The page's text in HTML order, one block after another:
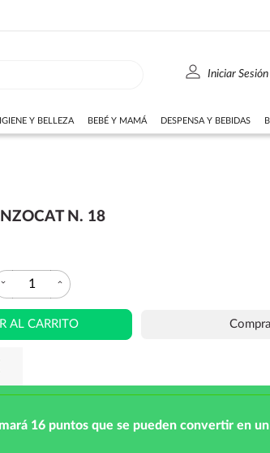
person Iniciar Sesión
Y BELLEZA BEBÉ Y MAMÁ DESPENSA Y BEBIDAS
N. 18
expand_more expand_less
AL CARRITO
16 puntos que se pueden convertir en